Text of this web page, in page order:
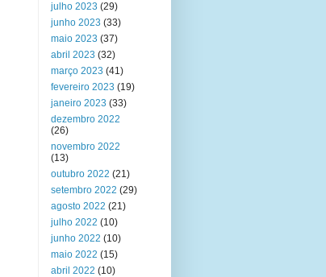
julho 2023 (29)
junho 2023 (33)
maio 2023 (37)
abril 2023 (32)
março 2023 (41)
fevereiro 2023 (19)
janeiro 2023 (33)
dezembro 2022
(26)
novembro 2022
(13)
outubro 2022 (21)
setembro 2022 (29)
agosto 2022 (21)
julho 2022 (10)
junho 2022 (10)
maio 2022 (15)
abril 2022 (10)